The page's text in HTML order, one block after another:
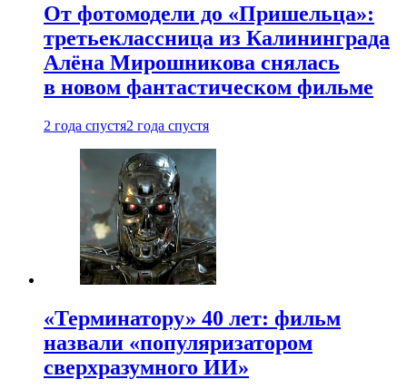
От фотомодели до «Пришельца»:
третьеклассница из Калининграда
Алёна Мирошникова снялась
в новом фантастическом фильме
2 года спустя2 года спустя
«Терминатору» 40 лет: фильм
назвали «популяризатором
сверхразумного ИИ»